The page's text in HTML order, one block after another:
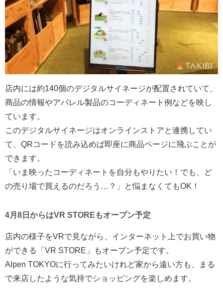
店内には約140個のデジタルサイネージが配置されていて、
商品の情報やアパレル製品のコーディネート例などを映し
ています。
このデジタルサイネージはオンラインストアと連携してい
て、QRコードを読み込めば即座に商品ページに飛ぶことが
できます。
「いま映ったコーディネートを自分もやりたい！でも、ど
の売り場で買えるのだろう…？」と悩まなくてもOK！
4月8日からはVR STOREもオープン予定
店内の様子をVRで見ながら、インターネット上でお買い物
ができる「VR STORE」もオープン予定です。
Alpen TOKYOに行ってみたいけれど家から遠い方も、まる
で来店したような気持でショッピングを楽しめます。